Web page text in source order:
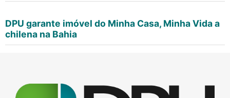
DPU garante imóvel do Minha Casa, Minha Vida a
chilena na Bahia